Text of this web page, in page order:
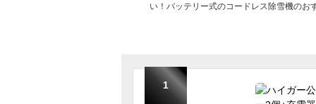
い！バッテリー式のコードレス除雪機のお
1